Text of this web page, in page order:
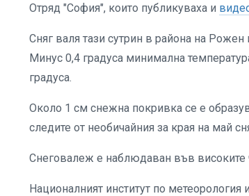
Отряд "София", които публикуваха и
Сняг валя тази сутрин в района на
Минус 0,4 градуса минимална
градуса.
Около 1 см снежна покривка се е
следите от необичайния за края на май
Снеговалеж е наблюдаван във високите
Националният институт по